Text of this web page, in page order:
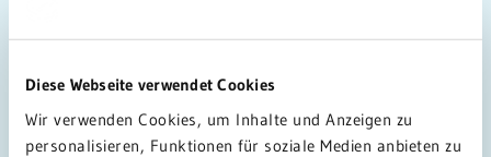
Diese Webseite verwendet Cookies
Wir verwenden Cookies, um Inhalte und Anzeigen zu
personalisieren, Funktionen für soziale Medien anbieten zu
zusätzlichen Angiographieraum täglich durchgeführt.